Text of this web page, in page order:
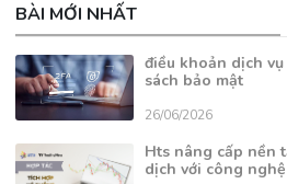
BÀI MỚI NHẤT
điều khoản dịch
sách bảo mật
26/06/2026
Hts nâng cấp nền
dịch với công